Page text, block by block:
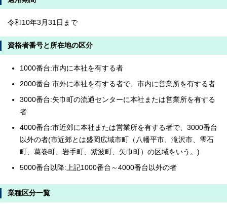
令和10年3月31日まで
資格者番号と所在地の区分
1000番台:市内に本社を有する者
2000番台:市外に本社を有する者で、市内に営業所を有する者
3000番台:矢巾町の流通センターに本社または営業所を有する
者
4000番台:市近郊に本社または営業所を有する者で、3000番台
以外の者(市近郊とは盛岡広域市町（八幡平市、滝沢市、雫石
町、葛巻町、岩手町、紫波町、矢巾町）の区域をいう。)
5000番台以降:上記1000番台～4000番台以外の者
業種区分一覧